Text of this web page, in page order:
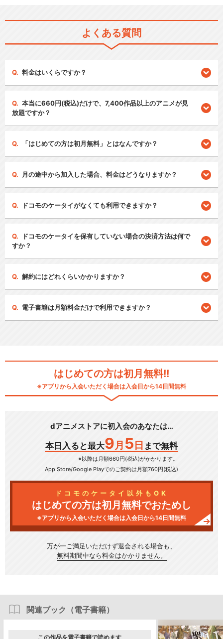
よくある質問
料金はいくらですか？
本当に660円(税込)だけで、7,400作品以上のアニメが見
放題ですか？
「はじめての方は初月無料」とはなんですか？
月の途中から加入した場合、料金はどうなりますか？
ドコモのケータイがなくても利用できますか？
ドコモのケータイを保有していない場合の決済方法は何で
すか？
解約にはどれくらいかかりますか？
電子書籍は月額料金だけで利用できますか？
はじめての方は初月無料!!
※アプリから入会いただく場合は入会日から14日間無料
dアニメストアに初入会のあなたは…
本日入ると最大9 月 5 日 まで無料
※以降は月額660円(税込)がかかります。
App Store/Google Playでのご契約は月額760円(税込)
ドコモのケータイ以外もOK
はじめての方は初月無料でおためし
※アプリから入会いただく場合は入会日から14日間無料
万が一ご満足いただけず退会される場合も、
無料期間中なら料金はかかりません。
関連ブック（電子書籍）
この作品を電子書籍で読めます